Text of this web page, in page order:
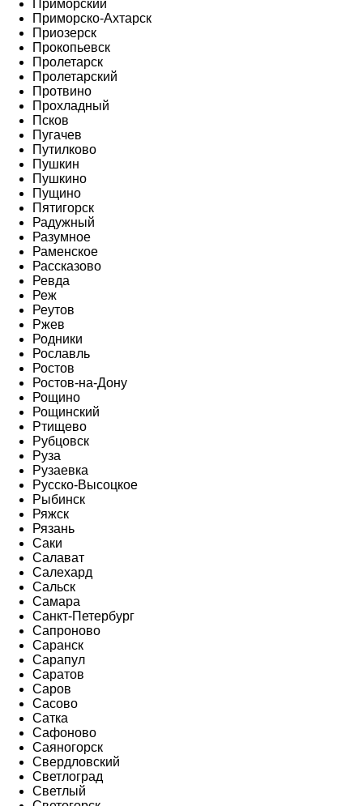
Приморский
Приморско-Ахтарск
Приозерск
Прокопьевск
Пролетарск
Пролетарский
Протвино
Прохладный
Псков
Пугачев
Путилково
Пушкин
Пушкино
Пущино
Пятигорск
Радужный
Разумное
Раменское
Рассказово
Ревда
Реж
Реутов
Ржев
Родники
Рославль
Ростов
Ростов-на-Дону
Рощино
Рощинский
Ртищево
Рубцовск
Руза
Рузаевка
Русско-Высоцкое
Рыбинск
Ряжск
Рязань
Саки
Салават
Салехард
Сальск
Самара
Санкт-Петербург
Сапроново
Саранск
Сарапул
Саратов
Саров
Сасово
Сатка
Сафоново
Саяногорск
Свердловский
Светлоград
Светлый